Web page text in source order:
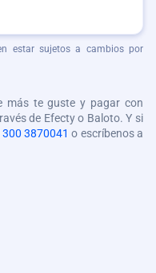
estar sujetos a cambios por
más te guste y pagar con
de Efecty o Baloto. Y si
300 3870041 o escríbenos a